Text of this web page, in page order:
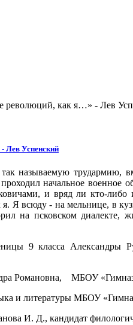
революций, как я…» - Лев
Лев Успенский
называемую трудармию,
начальное военное
и вряд ли кто-либо
Я всюду - на мельнице, в
на псковском диалекте,
9 класса Александры
Романовна, МБОУ
и литературы МБОУ
И. Д., кандидат